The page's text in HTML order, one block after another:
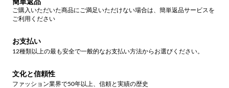
簡単返品
ご購入いただいた商品にご満足いただけない場合は、簡単返品サービスを
ご利用ください
お支払い
12種類以上の最も安全で一般的なお支払い方法からお選びください。
文化と信頼性
ファッション業界で50年以上、信頼と実績の歴史